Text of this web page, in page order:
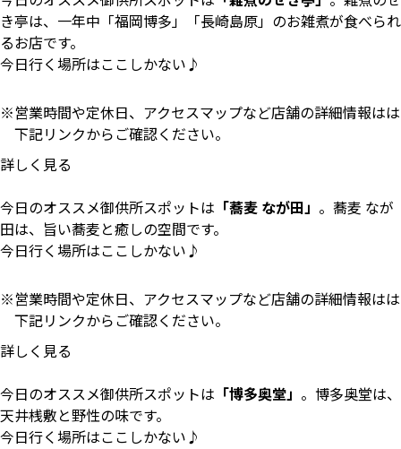
き亭は、一年中「福岡博多」「長崎島原」のお雑煮が食べられ
るお店です。
今日行く場所はここしかない♪
営業時間や定休日、アクセスマップなど店舗の詳細情報はは
下記リンクからご確認ください。
詳しく見る
今日のオススメ御供所スポットは 「蕎麦 なが田」 。蕎麦 なが
田は、旨い蕎麦と癒しの空間です。
今日行く場所はここしかない♪
営業時間や定休日、アクセスマップなど店舗の詳細情報はは
下記リンクからご確認ください。
詳しく見る
今日のオススメ御供所スポットは 「博多奥堂」 。博多奥堂は、
天井桟敷と野性の味です。
今日行く場所はここしかない♪